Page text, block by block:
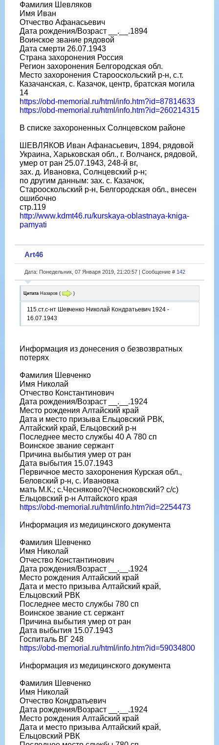
Фамилия Шевляков
Имя Иван
Отчество Афанасьевич
Дата рождения/Возраст __.__.1894
Воинское звание рядовой
Дата смерти 26.07.1943
Страна захоронения Россия
Регион захоронения Белгородская обл.
Место захоронения Старооскольский р-н, с.т.
Казачанская, с. Казачок, центр, братская могила
14
https://obd-memorial.ru/html/info.htm?id=87814633
https://obd-memorial.ru/html/info.htm?id=260214315
В списке захороненных Солнцевском районе
ШЕВЛЯКОВ Иван Афанасьевич, 1894, рядовой
Украина, Харьковская обл., г. Волчанск, рядовой,
умер от ран 25.07.1943, 248-й вг,
зах. д. Ивановка, Солнцевский р-н;
по другим данным: зах. с. Казачок,
Старооскольский р-н, Белгородская обл., внесен
ошибочно
стр.119
http://www.kdmt46.ru/kurskaya-oblastnaya-kniga-
pamyati
Art46
Дата: Понедельник, 07 Января 2019, 21:20:57 | Сообщение # 142
Цитата Назаров ( )
115.ст.с-нт Шевченко Николай Кондратьевич 1924 -
16.07.1943
Информация из донесения о безвозвратных
потерях
Фамилия Шевченко
Имя Николай
Отчество Константинович
Дата рождения/Возраст __.__.1924
Место рождения Алтайский край
Дата и место призыва Ельцовский РВК,
Алтайский край, Ельцовский р-н
Последнее место службы 40 А 780 сп
Воинское звание сержант
Причина выбытия умер от ран
Дата выбытия 15.07.1943
Первичное место захоронения Курская обл.,
Беловский р-н, с. Ивановка
мать М.К.; с.Чесняково?(Чесноковский? с/с)
Ельцовский р-н Алтайского края
https://obd-memorial.ru/html/info.htm?id=2254473
Информация из медицинского документа
Фамилия Шевченко
Имя Николай
Отчество Константинович
Дата рождения/Возраст __.__.1924
Место рождения Алтайский край
Дата и место призыва Алтайский край,
Ельцовский РВК
Последнее место службы 780 сп
Воинское звание ст. сержант
Причина выбытия умер от ран
Дата выбытия 15.07.1943
Госпиталь ВГ 248
https://obd-memorial.ru/html/info.htm?id=59034800
Информация из медицинского документа
Фамилия Шевченко
Имя Николай
Отчество Кондратьевич
Дата рождения/Возраст __.__.1924
Место рождения Алтайский край
Дата и место призыва Алтайский край,
Ельцовский РВК